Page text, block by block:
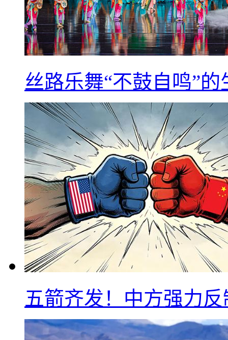
丝路乐舞“不鼓自鸣”
五箭齐发！中方强力